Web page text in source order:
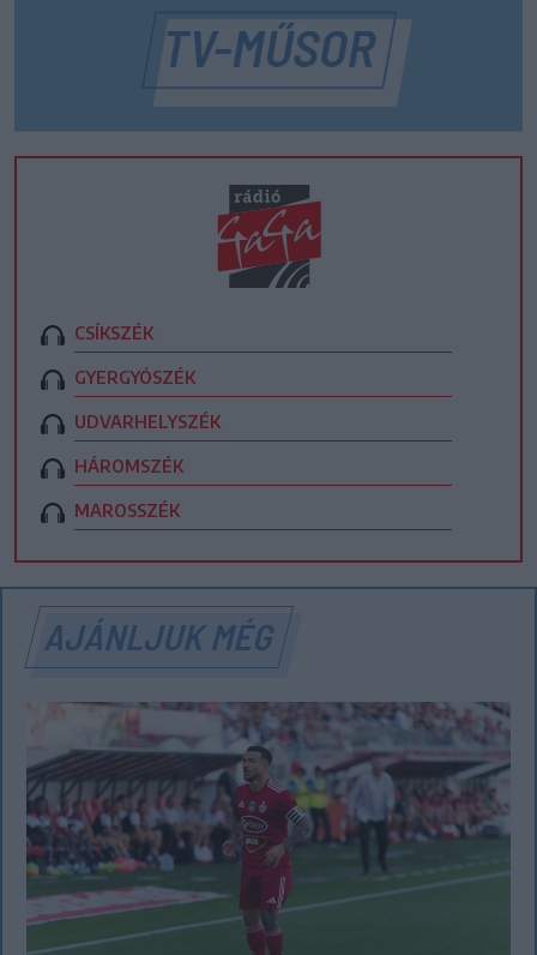
CSÍKSZÉK
GYERGYÓSZÉK
UDVARHELYSZÉK
HÁROMSZÉK
MAROSSZÉK
AJÁNLJUK MÉG